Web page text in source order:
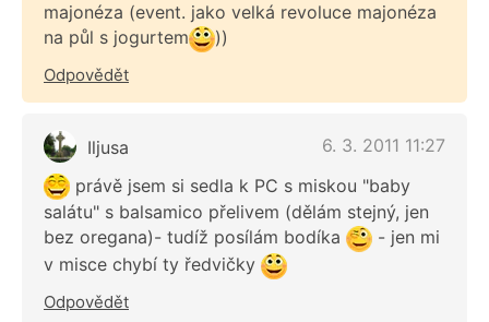
majonéza (event. jako velká revoluce majonéza
na půl s jogurtem
))
Odpovědět
Iljusa
6. 3. 2011 11:27
právě jsem si sedla k PC s miskou "baby
salátu" s balsamico přelivem (dělám stejný, jen
bez oregana)- tudíž posílám bodíka
- jen mi
v misce chybí ty ředvičky
Odpovědět